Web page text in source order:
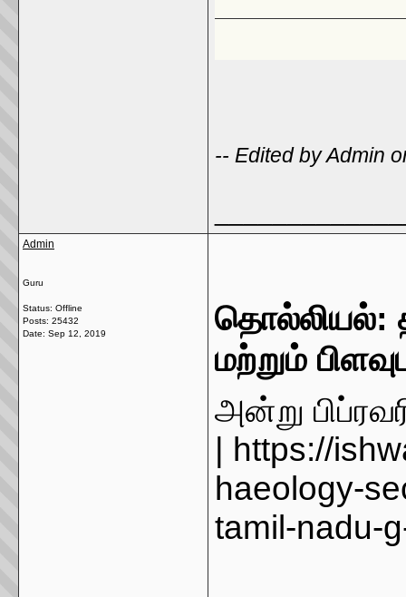
-- Edited by Admin
Admin
Guru
Status: Offline
Posts: 25432
Date: Sep 12, 2019
தொல்லியல்:
மற்றும்
அன்று
| https://
haeology-
tamil-nadu-